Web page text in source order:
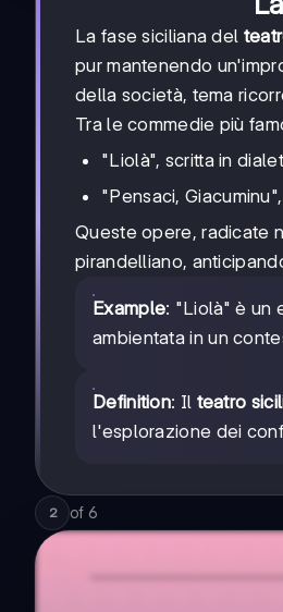
La fase siciliana del
pur mantenendo
della società, tema
Tra le commedie più
"Liolà", scritta in
"Pensaci,
Queste opere, radicate
pirandelliano,
Example: "Liolà" è un
ambientata in un
Definition: Il teatro
l'esplorazione dei
2 of 6